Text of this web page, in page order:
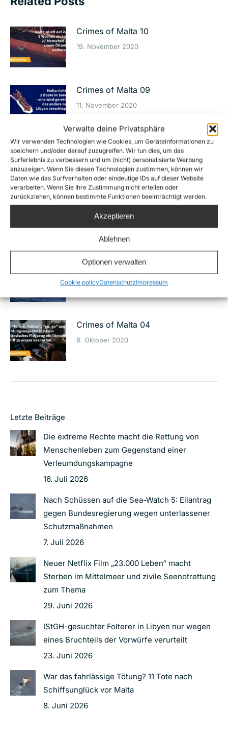
Verwalte deine Privatsphäre
Wir verwenden Technologien wie Cookies, um Geräteinformationen zu
speichern und/oder darauf zuzugreifen. Wir tun dies, um das
Surferlebnis zu verbessern und um (nicht) personalisierte Werbung
anzuzeigen. Wenn Sie diesen Technologien zustimmen, können wir
Daten wie das Surfverhalten oder eindeutige IDs auf dieser Website
verarbeiten. Wenn Sie Ihre Zustimmung nicht erteilen oder
zurückziehen, können bestimmte Funktionen beeinträchtigt werden.
Akzeptieren
Ablehnen
Optionen verwalten
Cookie policyDatenschutzImpressum
Crimes of Malta 10
19. November 2020
Crimes of Malta 09
11. November 2020
Crimes of Malta 08
4. November 2020
Crimes of Malta 07
28. Oktober 2020
Crimes of Malta 06
20. Oktober 2020
Crimes of Malta 04
6. Oktober 2020
Letzte Beiträge
Die extreme Rechte macht die Rettung von
Menschenleben zum Gegenstand einer
Verleumdungskampagne
16. Juli 2026
Nach Schüssen auf die Sea-Watch 5: Eilantrag
gegen Bundesregierung wegen unterlassener
Schutzmaßnahmen
7. Juli 2026
Neuer Netflix Film „23.000 Leben“ macht
Sterben im Mittelmeer und zivile Seenotrettung
zum Thema
29. Juni 2026
IStGH-gesuchter Folterer in Libyen nur wegen
eines Bruchteils der Vorwürfe verurteilt
23. Juni 2026
War das fahrlässige Tötung? 11 Tote nach
Schiffsunglück vor Malta
8. Juni 2026